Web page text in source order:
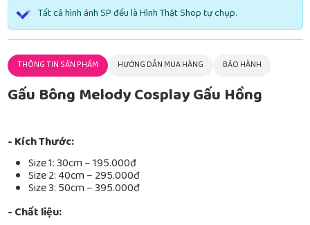
Tất cả hình ảnh SP đều là Hình Thật Shop tự chụp.
THÔNG TIN SẢN PHẨM HƯỚNG DẪN MUA HÀNG BẢO HÀNH
Gấu Bông Melody Cosplay Gấu Hồng
- Kích Thước:
Size 1: 30cm – 195.000đ
Size 2: 40cm – 295.000đ
Size 3: 50cm – 395.000đ
- Chất liệu: